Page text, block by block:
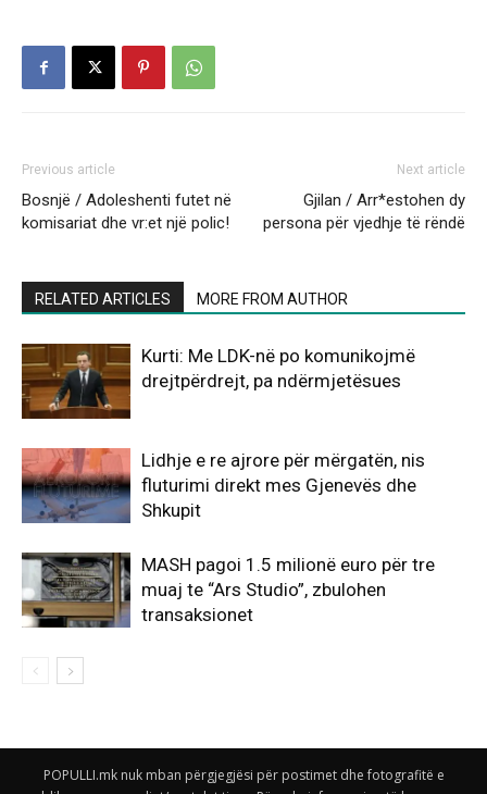
Previous article
Bosnjë / Adoleshenti futet në
komisariat dhe vr:et një polic!
Next article
Gjilan / Arr*estohen dy
persona për vjedhje të rëndë
RELATED ARTICLES MORE FROM AUTHOR
Kurti: Me LDK-në po komunikojmë
drejtpërdrejt, pa ndërmjetësues
Lidhje e re ajrore për mërgatën, nis
fluturimi direkt mes Gjenevës dhe
Shkupit
MASH pagoi 1.5 milionë euro për tre
muaj te “Ars Studio”, zbulohen
transaksionet
POPULLI.mk nuk mban përgjegjësi për postimet dhe fotografitë e